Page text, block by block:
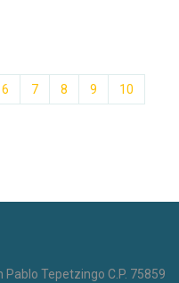
6 7 8 9 10
Pablo Tepetzingo C.P. 75859